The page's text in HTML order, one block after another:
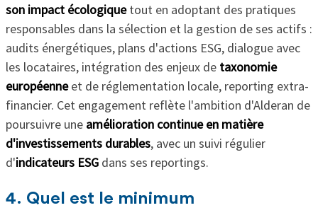
son impact écologiquetout en adoptant des pratiques
responsables dans la sélection et la gestion de ses actifs :
audits énergétiques, plans d'actions ESG, dialogue avec
les locataires, intégration des enjeux de taxonomie
européenneet de réglementation locale, reporting extra-
financier. Cet engagement reflète l'ambition d'Alderan de
poursuivre une amélioration continue en matière
d'investissements durables, avec un suivi régulier
d'indicateurs ESGdans ses reportings.
4. Quel est le minimum